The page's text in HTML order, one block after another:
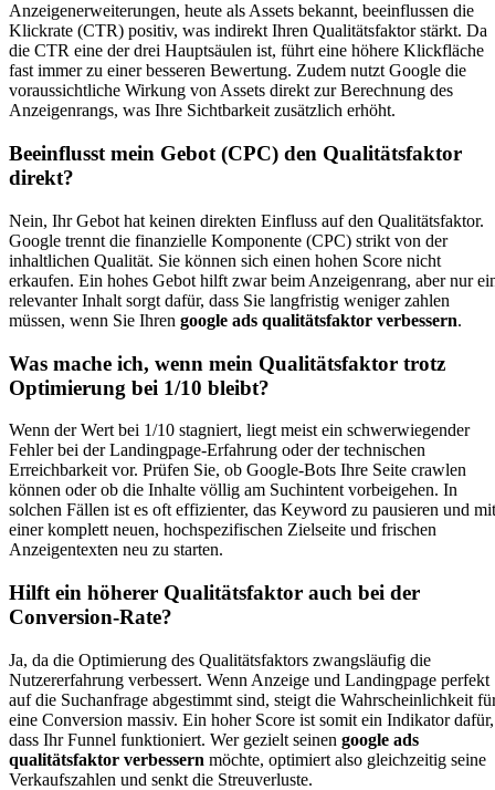
Anzeigenerweiterungen, heute als Assets bekannt, beeinflussen die
Klickrate (CTR) positiv, was indirekt Ihren Qualitätsfaktor stärkt. Da
die CTR eine der drei Hauptsäulen ist, führt eine höhere Klickfläche
fast immer zu einer besseren Bewertung. Zudem nutzt Google die
voraussichtliche Wirkung von Assets direkt zur Berechnung des
Anzeigenrangs, was Ihre Sichtbarkeit zusätzlich erhöht.
Beeinflusst mein Gebot (CPC) den Qualitätsfaktor
direkt?
Nein, Ihr Gebot hat keinen direkten Einfluss auf den Qualitätsfaktor.
Google trennt die finanzielle Komponente (CPC) strikt von der
inhaltlichen Qualität. Sie können sich einen hohen Score nicht
erkaufen. Ein hohes Gebot hilft zwar beim Anzeigenrang, aber nur
relevanter Inhalt sorgt dafür, dass Sie langfristig weniger zahlen
müssen, wenn Sie Ihren google ads qualitätsfaktor verbessern.
Was mache ich, wenn mein Qualitätsfaktor trotz
Optimierung bei 1/10 bleibt?
Wenn der Wert bei 1/10 stagniert, liegt meist ein schwerwiegender
Fehler bei der Landingpage-Erfahrung oder der technischen
Erreichbarkeit vor. Prüfen Sie, ob Google-Bots Ihre Seite crawlen
können oder ob die Inhalte völlig am Suchintent vorbeigehen. In
solchen Fällen ist es oft effizienter, das Keyword zu pausieren und mit
einer komplett neuen, hochspezifischen Zielseite und frischen
Anzeigentexten neu zu starten.
Hilft ein höherer Qualitätsfaktor auch bei der
Conversion-Rate?
Ja, da die Optimierung des Qualitätsfaktors zwangsläufig die
Nutzererfahrung verbessert. Wenn Anzeige und Landingpage perfekt
auf die Suchanfrage abgestimmt sind, steigt die Wahrscheinlichkeit
eine Conversion massiv. Ein hoher Score ist somit ein Indikator dafür,
dass Ihr Funnel funktioniert. Wer gezielt seinen google ads
qualitätsfaktor verbessern möchte, optimiert also gleichzeitig seine
Verkaufszahlen und senkt die Streuverluste.